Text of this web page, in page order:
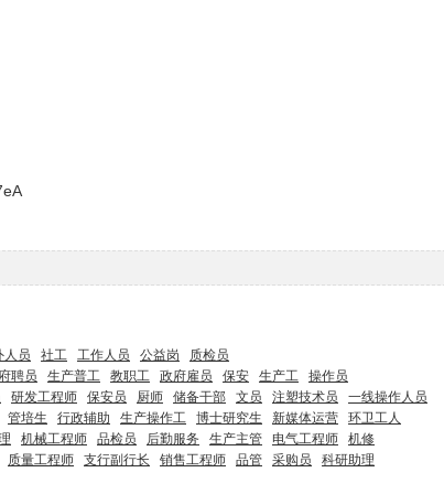
人员 社工 工作人员 公益岗
质检员
聘员 生产普工 教职工 政府雇员 保安 生产工
操作员
研发工程师 保安员 厨师 储备干部 文员 注塑技术员
一线操作人员
管培生 行政辅助 生产操作工 博士研究生 新媒体运营
环卫工人
机械工程师 品检员 后勤服务 生产主管 电气工程师
机修
质量工程师 支行副行长 销售工程师 品管 采购员
科研助理